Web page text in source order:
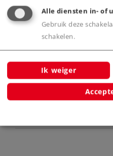
Product
Alle diensten in- of
Gebruik deze
schakelen.
Ik weiger